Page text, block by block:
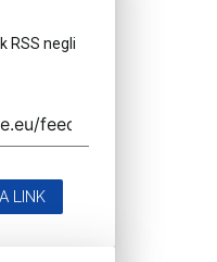
RSS negli
LINK